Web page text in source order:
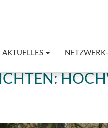
AKTUELLES